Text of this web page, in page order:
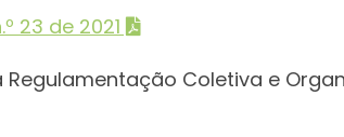
23 de 2021
Regulamentação Coletiva e